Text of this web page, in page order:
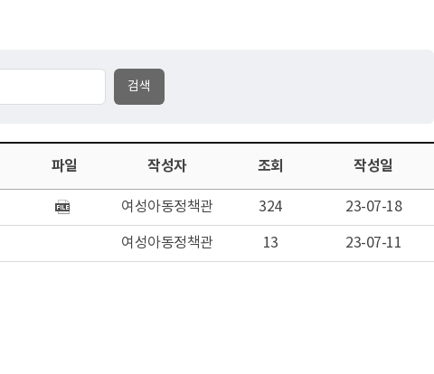
파일 작성자 조회 작성일
여성아동정책관 324 23-07-18
여성아동정책관 13 23-07-11